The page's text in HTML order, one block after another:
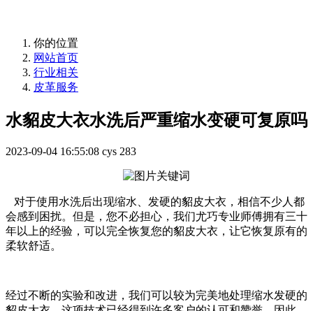
你的位置
网站首页
行业相关
皮革服务
水貂皮大衣水洗后严重缩水变硬可复原吗
2023-09-04 16:55:08 cys 283
对于使用水洗后出现缩水、发硬的貂皮大衣，相信不少人都
会感到困扰。但是，您不必担心，我们尤巧专业师傅拥有三十
年以上的经验，可以完全恢复您的貂皮大衣，让它恢复原有的
柔软舒适。
经过不断的实验和改进，我们可以较为完美地处理缩水发硬的